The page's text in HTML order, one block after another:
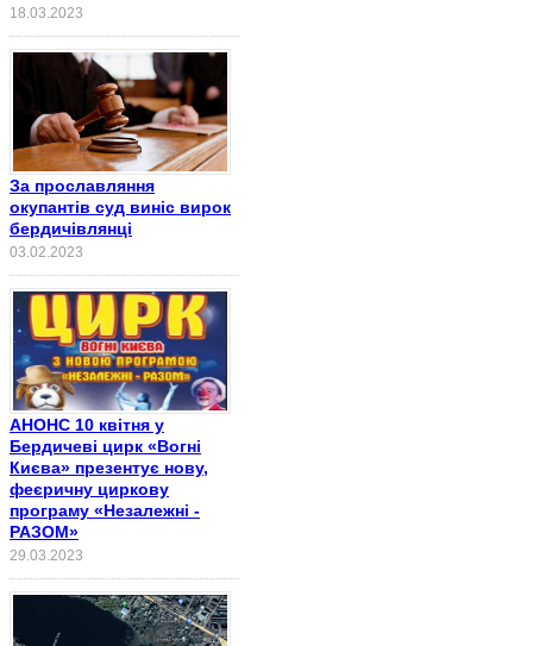
18.03.2023
За прославляння
окупантів суд виніс вирок
бердичівлянці
03.02.2023
АНОНС 10 квітня у
Бердичеві цирк «Вогні
Києва» презентує нову,
феєричну циркову
програму «Незалежні -
РАЗОМ»
29.03.2023